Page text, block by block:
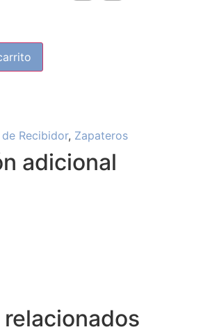
Recibidor, Zapateros
adicional